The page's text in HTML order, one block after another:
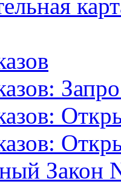
Закон